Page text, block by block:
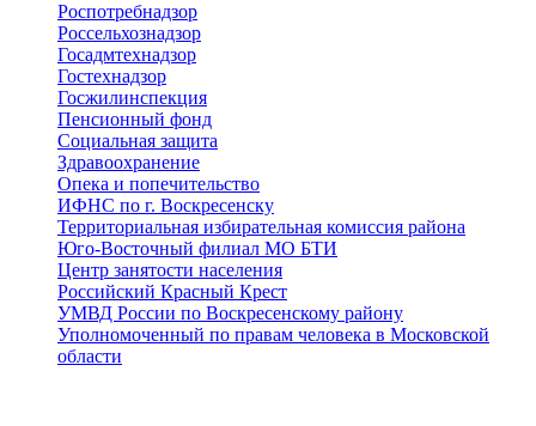
Роспотребнадзор
Россельхознадзор
Госадмтехнадзор
Гостехнадзор
Госжилинспекция
Пенсионный фонд
Социальная защита
Здравоохранение
Опека и попечительство
ИФНС по г. Воскресенску
Территориальная избирательная комиссия района
Юго-Восточный филиал МО БТИ
Центр занятости населения
Российский Красный Крест
УМВД России по Воскресенскому району
Уполномоченный по правам человека в Московской
области